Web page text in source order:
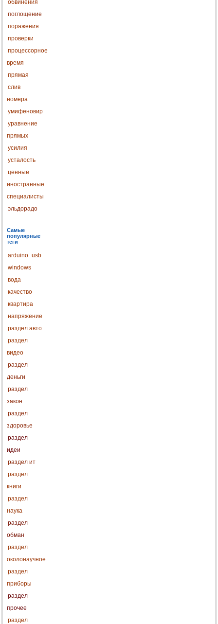
обвинения
поглощение
поражения
проверки
процессорное
время
прямая
слив
номера
умифеновир
уравнение
прямых
усилия
усталость
ценные
иностранные
специалисты
эльдорадо
Самые
популярные
теги
arduino usb
windows
вода
качество
квартира
напряжение
раздел авто
раздел
видео
раздел
деньги
раздел
закон
раздел
здоровье
раздел
идеи
раздел ит
раздел
книги
раздел
наука
раздел
обман
раздел
околонаучное
раздел
приборы
раздел
прочее
раздел